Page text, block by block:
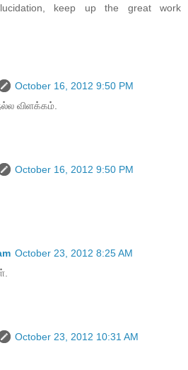
keep up the great work
October 16, 2012 9:50 PM
விளக்கம்.
October 16, 2012 9:50 PM
October 23, 2012 8:25 AM
October 23, 2012 10:31 AM